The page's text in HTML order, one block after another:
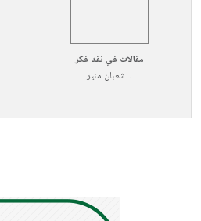
مقالات في نقد فكر
لـشعبان منير